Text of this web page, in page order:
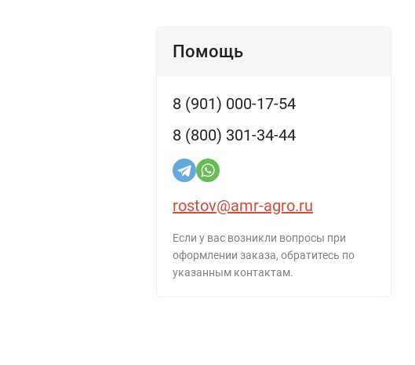
Помощь
8 (901) 000-17-54
8 (800) 301-34-44
rostov@amr-agro.ru
Если у вас возникли вопросы при
оформлении заказа, обратитесь по
указанным контактам.